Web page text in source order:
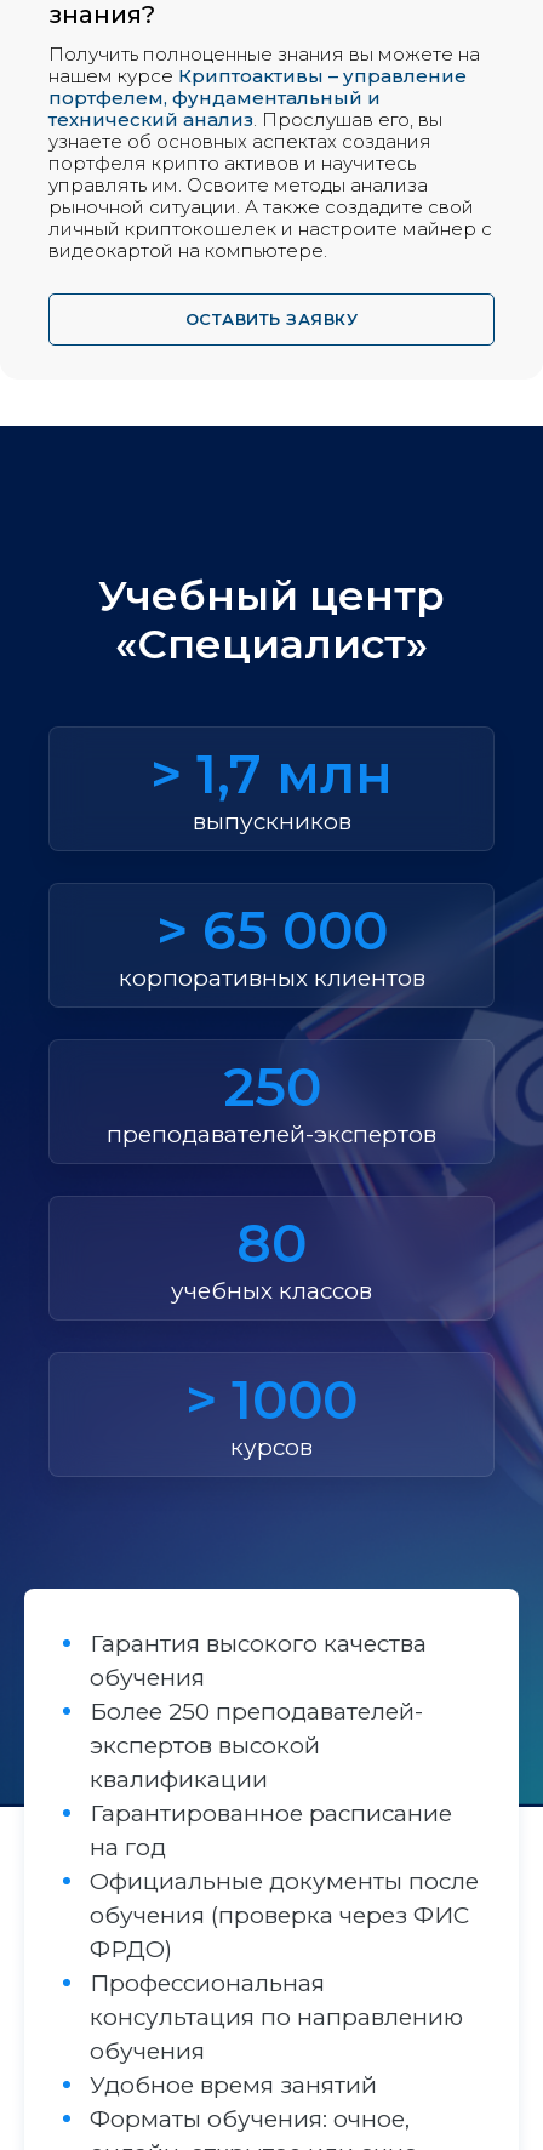
знания?
Получить полноценные знания вы можете на
нашем курсе Криптоактивы – управление
портфелем, фундаментальный и
технический анализ. Прослушав его, вы
узнаете об основных аспектах создания
портфеля крипто активов и научитесь
управлять им. Освоите методы анализа
рыночной ситуации. А также создадите свой
личный криптокошелек и настроите майнер с
видеокартой на компьютере.
ОСТАВИТЬ ЗАЯВКУ
Учебный центр
«Специалист»
> 1,7 млн
выпускников
> 65 000
корпоративных клиентов
250
преподавателей-экспертов
80
учебных классов
> 1000
курсов
Гарантия высокого качества
обучения
Более 250 преподавателей-
экспертов высокой
квалификации
Гарантированное расписание
на год
Официальные документы после
обучения (проверка через ФИС
ФРДО)
Профессиональная
консультация по направлению
обучения
Удобное время занятий
Форматы обучения: очное,